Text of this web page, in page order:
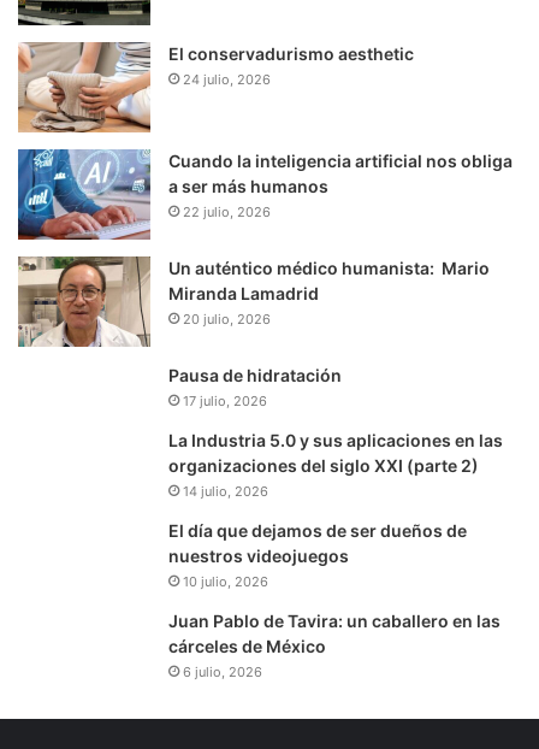
El conservadurismo aesthetic
24 julio, 2026
Cuando la inteligencia artificial nos obliga
a ser más humanos
22 julio, 2026
Un auténtico médico humanista: Mario
Miranda Lamadrid
20 julio, 2026
Pausa de hidratación
17 julio, 2026
La Industria 5.0 y sus aplicaciones en las
organizaciones del siglo XXI (parte 2)
14 julio, 2026
El día que dejamos de ser dueños de
nuestros videojuegos
10 julio, 2026
Juan Pablo de Tavira: un caballero en las
cárceles de México
6 julio, 2026